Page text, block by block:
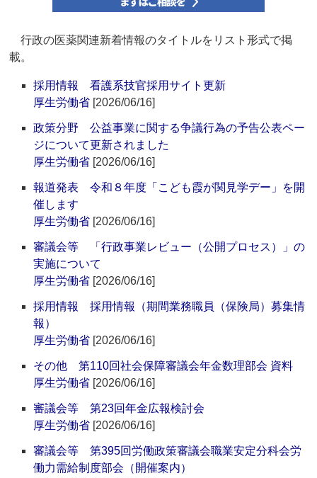
行政の医薬関連新着情報のタイトルをリスト形式で掲
載。
採用情報 看護系技官採用サイト更新
厚生労働省 [2026/06/16]
政策分野 公益事業に関する争議行為の予告公表ペー
ジについて更新されました
厚生労働省 [2026/06/16]
報道発表 令和８年度「こども霞が関見学デー」を開
催します
厚生労働省 [2026/06/16]
審議会等 「行政事業レビュー（公開プロセス）」の
実施について
厚生労働省 [2026/06/16]
採用情報 採用情報（期間業務職員（保険局）募集情
報）
厚生労働省 [2026/06/16]
その他 第110回社会保障審議会年金数理部会 資料
厚生労働省 [2026/06/16]
審議会等 第23回年金広報検討会
厚生労働省 [2026/06/16]
審議会等 第395回労働政策審議会職業安定分科会労
働力需給制度部会（開催案内）